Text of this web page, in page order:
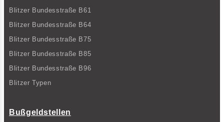
Blitzer Bundesstraße B61
Blitzer Bundesstraße B64
Blitzer Bundesstraße B75
Blitzer Bundesstraße B85
Blitzer Bundesstraße B96
Blitzer Typen
Bußgeldstellen